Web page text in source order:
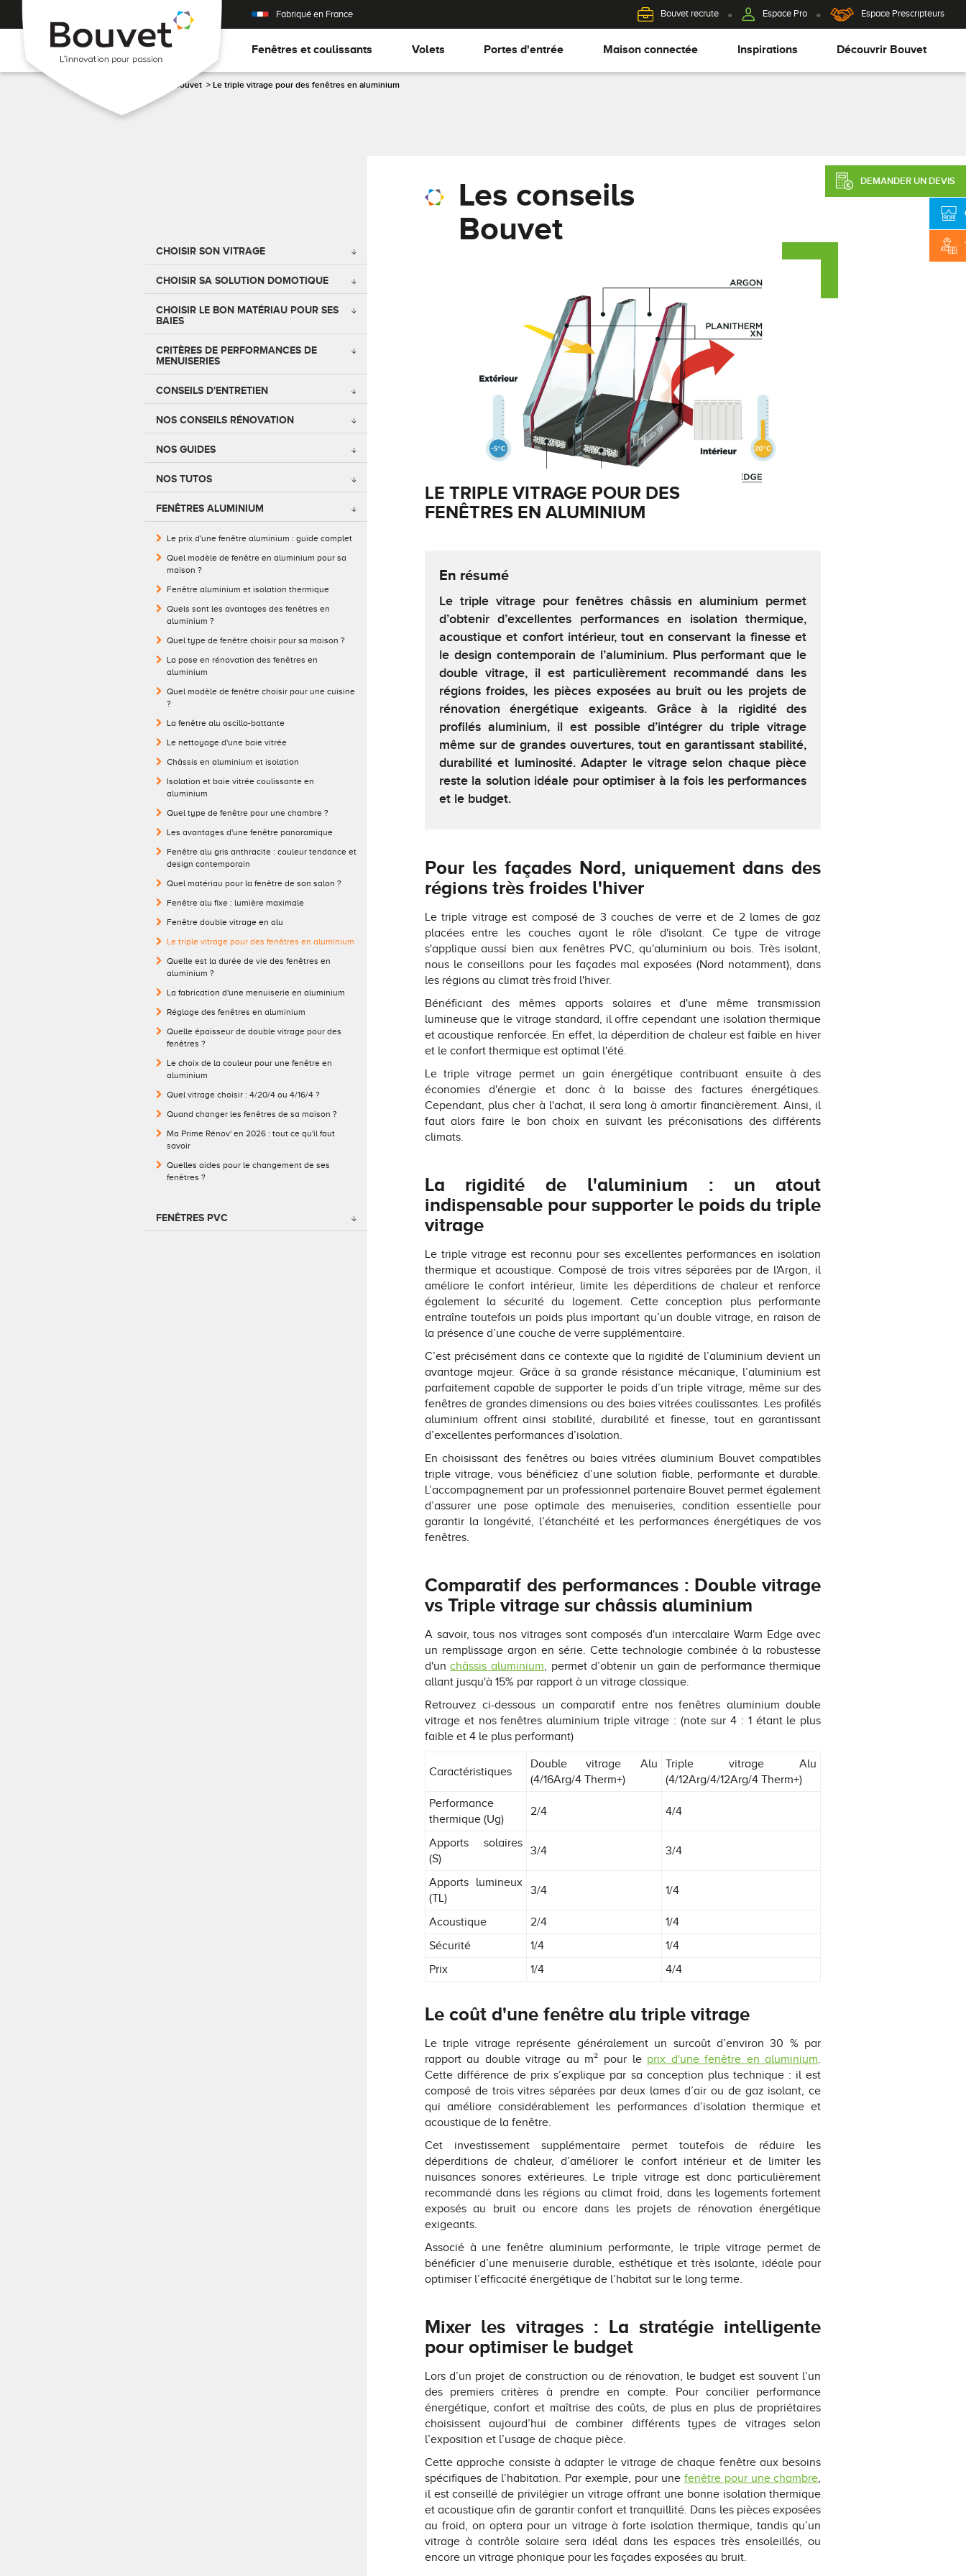
Fabriqué en France Bouvet recrute Espace Pro Espace Prescripteurs
Fenêtres et coulissants Volets Portes d'entrée Maison connectée Inspirations Découvrir Bouvet
DEMANDER UN DEVIS
Les conseils Bouvet > Le triple vitrage pour des fenêtres en aluminium
CHOISIR SON VITRAGE
CHOISIR SA SOLUTION DOMOTIQUE
CHOISIR LE BON MATÉRIAU POUR SES
BAIES
CRITÈRES DE PERFORMANCES DE
MENUISERIES
CONSEILS D'ENTRETIEN
NOS CONSEILS RÉNOVATION
NOS GUIDES
NOS TUTOS
FENÊTRES ALUMINIUM
Le prix d'une fenêtre aluminium : guide complet
Quel modèle de fenêtre en aluminium pour sa
maison ?
Fenêtre aluminium et isolation thermique
Quels sont les avantages des fenêtres en
aluminium ?
Quel type de fenêtre choisir pour sa maison ?
La pose en rénovation des fenêtres en
aluminium
Quel modèle de fenêtre choisir pour une cuisine
?
La fenêtre alu oscillo-battante
Le nettoyage d'une baie vitrée
Châssis en aluminium et isolation
Isolation et baie vitrée coulissante en
aluminium
Quel type de fenêtre pour une chambre ?
Les avantages d'une fenêtre panoramique
Fenêtre alu gris anthracite : couleur tendance et
design contemporain
Quel matériau pour la fenêtre de son salon ?
Fenêtre alu fixe : lumière maximale
Fenêtre double vitrage en alu
Le triple vitrage pour des fenêtres en aluminium
Quelle est la durée de vie des fenêtres en
aluminium ?
La fabrication d'une menuiserie en aluminium
Réglage des fenêtres en aluminium
Quelle épaisseur de double vitrage pour des
fenêtres ?
Le choix de la couleur pour une fenêtre en
aluminium
Quel vitrage choisir : 4/20/4 ou 4/16/4 ?
Quand changer les fenêtres de sa maison ?
Ma Prime Rénov' en 2026 : tout ce qu'il faut
savoir
Quelles aides pour le changement de ses
fenêtres ?
FENÊTRES PVC
Les conseils
Bouvet
LE TRIPLE VITRAGE POUR DES
FENÊTRES EN ALUMINIUM
En résumé
Le triple vitrage pour fenêtres châssis en aluminium permet
d’obtenir d’excellentes performances en isolation thermique,
acoustique et confort intérieur, tout en conservant la finesse et
le design contemporain de l’aluminium. Plus performant que le
double vitrage, il est particulièrement recommandé dans les
régions froides, les pièces exposées au bruit ou les projets de
rénovation énergétique exigeants. Grâce à la rigidité des
profilés aluminium, il est possible d’intégrer du triple vitrage
même sur de grandes ouvertures, tout en garantissant stabilité,
durabilité et luminosité. Adapter le vitrage selon chaque pièce
reste la solution idéale pour optimiser à la fois les performances
et le budget.
Pour les façades Nord, uniquement dans des
régions très froides l'hiver
Le triple vitrage est composé de 3 couches de verre et de 2 lames de gaz
placées entre les couches ayant le rôle d'isolant. Ce type de vitrage
s'applique aussi bien aux fenêtres PVC, qu'aluminium ou bois. Très isolant,
nous le conseillons pour les façades mal exposées (Nord notamment), dans
les régions au climat très froid l'hiver.
Bénéficiant des mêmes apports solaires et d'une même transmission
lumineuse que le vitrage standard, il offre cependant une isolation thermique
et acoustique renforcée. En effet, la déperdition de chaleur est faible en hiver
et le confort thermique est optimal l'été.
Le triple vitrage permet un gain énergétique contribuant ensuite à des
économies d'énergie et donc à la baisse des factures énergétiques.
Cependant, plus cher à l'achat, il sera long à amortir financièrement. Ainsi, il
faut alors faire le bon choix en suivant les préconisations des différents
climats.
La rigidité de l'aluminium : un atout
indispensable pour supporter le poids du triple
vitrage
Le triple vitrage est reconnu pour ses excellentes performances en isolation
thermique et acoustique. Composé de trois vitres séparées par de l'Argon, il
améliore le confort intérieur, limite les déperditions de chaleur et renforce
également la sécurité du logement. Cette conception plus performante
entraîne toutefois un poids plus important qu’un double vitrage, en raison de
la présence d’une couche de verre supplémentaire.
C’est précisément dans ce contexte que la rigidité de l’aluminium devient un
avantage majeur. Grâce à sa grande résistance mécanique, l’aluminium est
parfaitement capable de supporter le poids d’un triple vitrage, même sur des
fenêtres de grandes dimensions ou des baies vitrées coulissantes. Les profilés
aluminium offrent ainsi stabilité, durabilité et finesse, tout en garantissant
d’excellentes performances d’isolation.
En choisissant des fenêtres ou baies vitrées aluminium Bouvet compatibles
triple vitrage, vous bénéficiez d’une solution fiable, performante et durable.
L’accompagnement par un professionnel partenaire Bouvet permet également
d’assurer une pose optimale des menuiseries, condition essentielle pour
garantir la longévité, l’étanchéité et les performances énergétiques de vos
fenêtres.
Comparatif des performances : Double vitrage
vs Triple vitrage sur châssis aluminium
A savoir, tous nos vitrages sont composés d'un intercalaire Warm Edge avec
un remplissage argon en série. Cette technologie combinée à la robustesse
d'unchâssis aluminium, permet d’obtenir un gain de performance thermique
allant jusqu'à 15% par rapport à un vitrage classique.
Retrouvez ci-dessous un comparatif entre nos fenêtres aluminium double
vitrage et nos fenêtres aluminium triple vitrage : (note sur 4 : 1 étant le plus
faible et 4 le plus performant)
Caractéristiques
Double vitrage Alu
(4/16Arg/4 Therm+)
Triple vitrage Alu
(4/12Arg/4/12Arg/4 Therm+)
Performance
thermique (Ug)
2/4 4/4
Apports solaires
(S)
3/4 3/4
Apports lumineux
(TL)
3/4 1/4
Acoustique 2/4
1/4
Sécurité
1/4
1/4
Prix
1/4 4/4
Le coût d'une fenêtre alu triple vitrage
Le triple vitrage représente généralement un surcoût d’environ 30 % par
rapport au double vitrage au m² pour le prix d'une fenêtre en aluminium.
Cette différence de prix s’explique par sa conception plus technique : il est
composé de trois vitres séparées par deux lames d’air ou de gaz isolant, ce
qui améliore considérablement les performances d’isolation thermique et
acoustique de la fenêtre.
Cet investissement supplémentaire permet toutefois de réduire les
déperditions de chaleur, d’améliorer le confort intérieur et de limiter les
nuisances sonores extérieures. Le triple vitrage est donc particulièrement
recommandé dans les régions au climat froid, dans les logements fortement
exposés au bruit ou encore dans les projets de rénovation énergétique
exigeants.
Associé à une fenêtre aluminium performante, le triple vitrage permet de
bénéficier d’une menuiserie durable, esthétique et très isolante, idéale pour
optimiser l’efficacité énergétique de l’habitat sur le long terme.
Mixer les vitrages : La stratégie intelligente
pour optimiser le budget
Lors d’un projet de construction ou de rénovation, le budget est souvent l’un
des premiers critères à prendre en compte. Pour concilier performance
énergétique, confort et maîtrise des coûts, de plus en plus de propriétaires
choisissent aujourd’hui de combiner différents types de vitrages selon
l’exposition et l’usage de chaque pièce.
Cette approche consiste à adapter le vitrage de chaque fenêtre aux besoins
spécifiques de l’habitation. Par exemple, pour une fenêtre pour une chambre,
il est conseillé de privilégier un vitrage offrant une bonne isolation thermique
et acoustique afin de garantir confort et tranquillité. Dans les pièces exposées
au froid, on optera pour un vitrage à forte isolation thermique, tandis qu’un
vitrage à contrôle solaire sera idéal dans les espaces très ensoleillés, ou
encore un vitrage phonique pour les façades exposées au bruit.